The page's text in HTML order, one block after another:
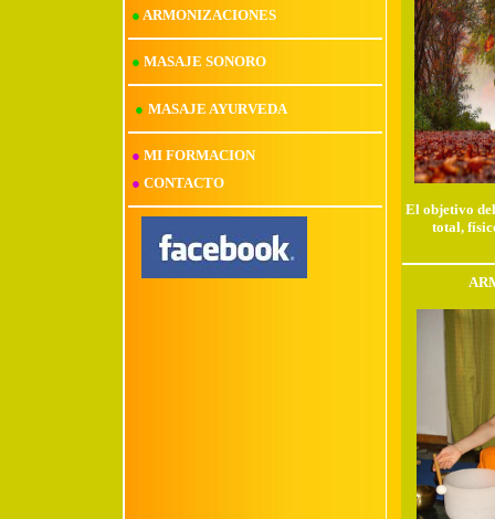
● ARMONIZACIONES
● MASAJE SONORO
● MASAJE AYURVEDA
● MI FORMACION
● CONTACTO
El objetivo
total,